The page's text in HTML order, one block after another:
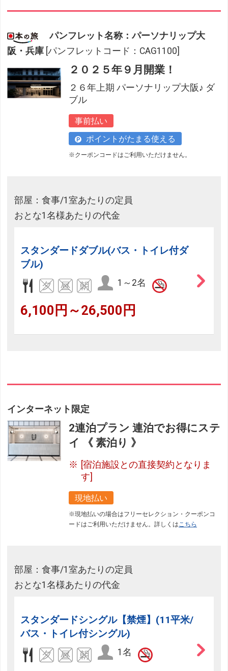
パンフレット名称：パーソナリップ大
阪・兵庫 [パンフレットコード：CAG1100]
２０２５年９月開業！
２６年上期 パーソナリップ大阪♪ ダ
ブル
事前払い
ポイントがたまる使える
※クーポンコードはご利用いただけません。
部屋：食事/1室あたりの定員
おとな1名様あたりの代金
スタンダードダブル(バス・トイレ付ダ
ブル)
1～2名
6,100円～26,500円
インターネット限定
2連泊プラン 連泊でお得にステ
イ 《 素泊り 》
[宿泊施設との直接契約となりま
す]
現地払い
※現地払いの場合はフリーセレクション・クーポンコ
ードはご利用いただけません。詳しくはこちら
部屋：食事/1室あたりの定員
おとな1名様あたりの代金
スタンダードシングル【禁煙】(11平米/
バス・トイレ付シングル)
1名